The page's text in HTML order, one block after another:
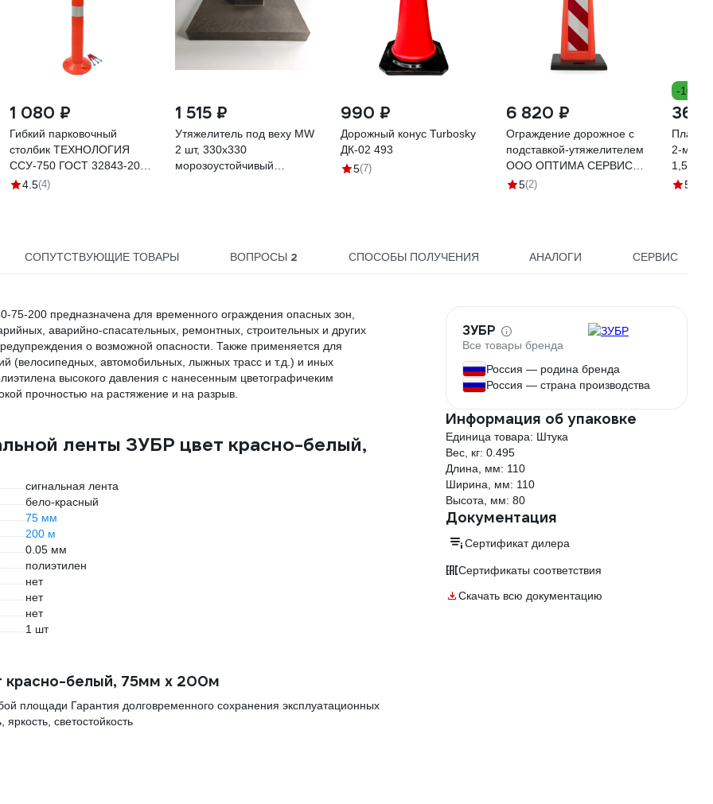
1 080 ₽
Гибкий парковочный
столбик ТЕХНОЛОГИЯ
ССУ-750 ГОСТ 32843-2014
(флюр) с комплектом
4.5(4)
1 515 ₽
Утяжелитель под веху MW
2 шт, 330x330
морозоустойчивый
990 ₽
Дорожный конус Turbosky
ДК-02 493
5(7)
6 820 ₽
Ограждение дорожное с
подставкой-утяжелителем
ООО ОПТИМА СЕРВИС
Солдатик 110 см
5(2)
-10%
369
2-мя с/
1,5 м
5
СОПУТСТВУЮЩИЕ ТОВАРЫ ВОПРОСЫ 2 СПОСОБЫ ПОЛУЧЕНИЯ АНАЛОГИ СЕРВИС
200 предназначена для временного ограждения опасных зон,
аварийно-спасательных, ремонтных, строительных и других
о возможной опасности. Также применяется для
(велосипедных, автомобильных, лыжных трасс и т.д.) и иных
высокого давления с нанесенным цветографичеким
прочностью на растяжение и на разрыв.
ленты ЗУБР цвет красно-белый,
сигнальная лента
бело-красный
75 мм
200 м
0.05 мм
полиэтилен
нет
нет
нет
1 шт
красно-белый, 75мм х 200м
площади Гарантия долговременного сохранения эксплуатационных
светостойкость
ЗУБР
Все товары бренда
Россия — родина бренда
Россия — страна производства
Информация об упаковке
Единица товара: Штука
Вес, кг: 0.495
Длина, мм: 110
Ширина, мм: 110
Высота, мм: 80
Документация
Сертификат дилера
Сертификаты соответствия
Скачать всю документацию